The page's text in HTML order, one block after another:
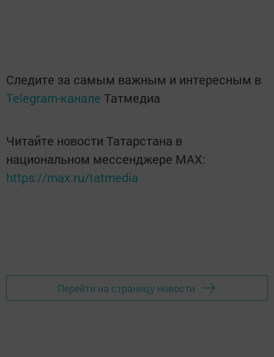
Следите за самым важным и интересным в
Telegram-канале Татмедиа
Читайте новости Татарстана в
национальном мессенджере MАХ:
https://max.ru/tatmedia
Перейти на страницу новости